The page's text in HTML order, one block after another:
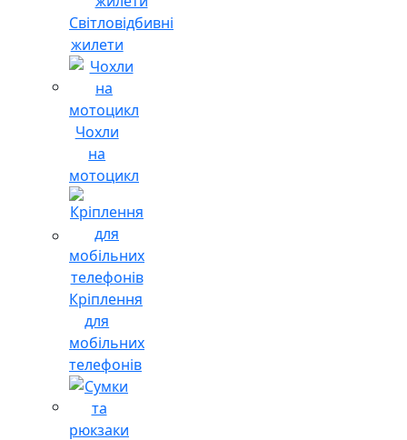
Світловідбивні
жилети
Чохли
на
мотоцикл
Кріплення
для
мобільних
телефонів